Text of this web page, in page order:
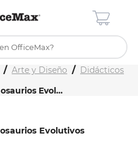
Tienda
Arte y Diseño
Didácticos
Rompecabezas Janod Dinosaurios Evolutivos
Evolutivos